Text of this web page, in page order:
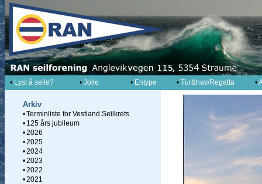
• Lyst å seile? • Jolle • Entype • Tur&hav/Regatta •
Arkiv
•Terminliste for Vestland Seilkrets
• 125 års jubileum
•2026
•2025
•2024
•2023
•2022
•2021